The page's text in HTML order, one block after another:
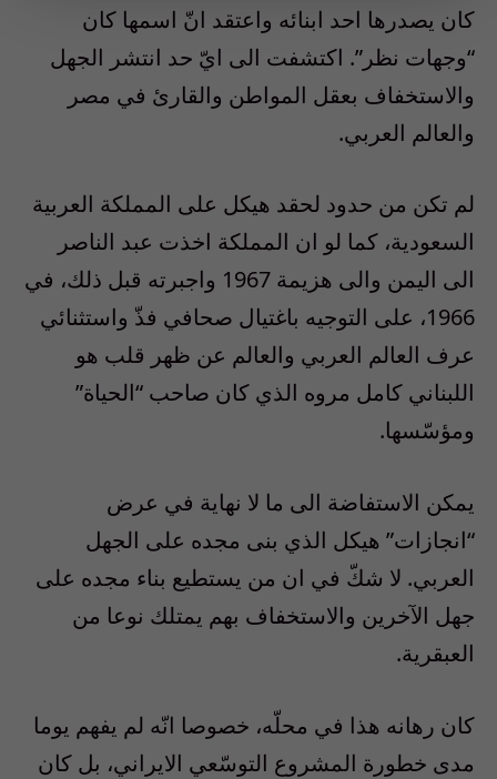
كان يصدرها احد ابنائه واعتقد انّ اسمها كان
“وجهات نظر”. اكتشفت الى ايّ حد انتشر الجهل
والاستخفاف بعقل المواطن والقارئ في مصر
والعالم العربي.
لم تكن من حدود لحقد هيكل على المملكة العربية
السعودية، كما لو ان المملكة اخذت عبد الناصر
الى اليمن والى هزيمة 1967 واجبرته قبل ذلك، في
1966، على التوجيه باغتيال صحافي فذّ واستثنائي
عرف العالم العربي والعالم عن ظهر قلب هو
اللبناني كامل مروه الذي كان صاحب “الحياة”
ومؤسّسها.
يمكن الاستفاضة الى ما لا نهاية في عرض
“انجازات” هيكل الذي بنى مجده على الجهل
العربي. لا شكّ في ان من يستطيع بناء مجده على
جهل الآخرين والاستخفاف بهم يمتلك نوعا من
العبقرية.
كان رهانه هذا في محلّه، خصوصا انّه لم يفهم يوما
مدى خطورة المشروع التوسّعي الايراني، بل كان